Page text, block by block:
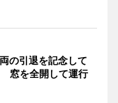
の引退を記念して
窓を全開して運行